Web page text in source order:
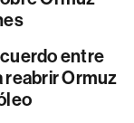
entre
reabrir Ormuz